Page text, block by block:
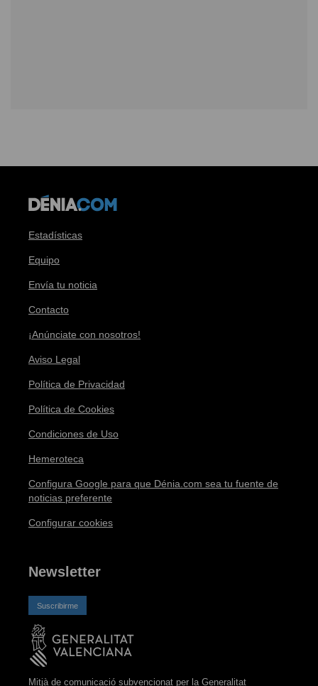
Estadísticas
Equipo
Envía tu noticia
Contacto
¡Anúnciate con nosotros!
Aviso Legal
Política de Privacidad
Política de Cookies
Condiciones de Uso
Hemeroteca
Configura Google para que Dénia.com sea tu fuente de
noticias preferente
Configurar cookies
Newsletter
Suscribirme
Mitjà de comunicació subvencionat per la Generalitat